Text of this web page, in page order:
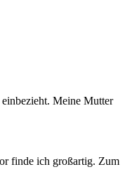
Meine Mutter
finde ich großartig. Zum